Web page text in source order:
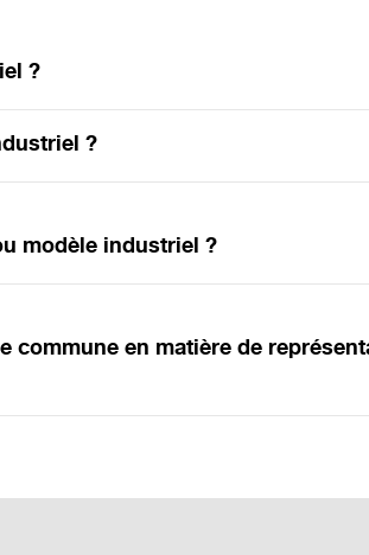
?
?
modèle industriel ?
commune en matière de